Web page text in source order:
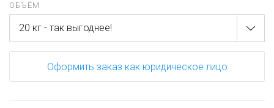
ОБЪЁМ
20 кг - так выгоднее!
Оформить заказ как юридическое лицо